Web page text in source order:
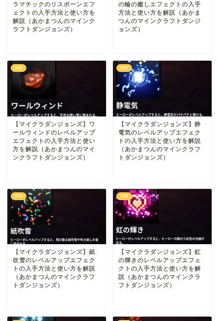
ラマチックのリスポーンエフ
ェクトの入手方法と使い方を
解説（あかまつんのマインク
ラフトダンジョンズ）
の輪の癒しエフェクトの入手
方法と使い方を解説（あかま
つんのマインクラフトダンジ
ョンズ）
装飾
【マイクラダンジョンズ】ワ
ールウィンドのレベルアップ
エフェクトの入手方法と使い
方を解説（あかまつんのマイ
ンクラフトダンジョンズ）
装飾
【マイクラダンジョンズ】静
電気のレベルアップエフェク
トの入手方法と使い方を解説
（あかまつんのマインクラフ
トダンジョンズ）
装飾
【マイクラダンジョンズ】紙
吹雪のレベルアップエフェク
トの入手方法と使い方を解説
（あかまつんのマインクラフ
トダンジョンズ）
装飾
【マイクラダンジョンズ】虹
の輝きのレベルアップエフェ
クトの入手方法と使い方を解
説（あかまつんのマインクラ
フトダンジョンズ）